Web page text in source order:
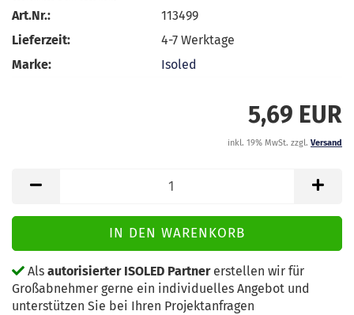
Art.Nr.:
113499
Lieferzeit:
4-7 Werktage
Marke:
Isoled
5,69 EUR
inkl. 19% MwSt. zzgl. Versand
Als autorisierter ISOLED Partnererstellen wir für
Großabnehmer gerne ein individuelles Angebot und
unterstützen Sie bei Ihren Projektanfragen